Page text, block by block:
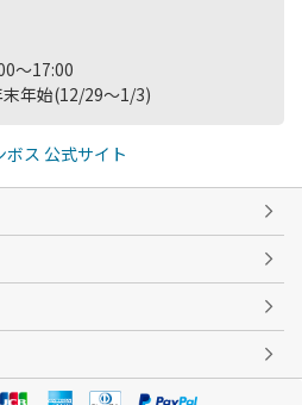
～17:00
年始(12/29～1/3)
ス 公式サイト